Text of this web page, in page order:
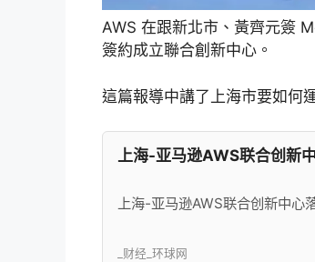
AWS 在跟新北市、黃齊元簽
簽約成立聯合創新中心。
這篇報導中講了上海市要如何
上海-亚马逊AWS联合创新
上海-亚马逊AWS联合创新中心
_财经_环球网